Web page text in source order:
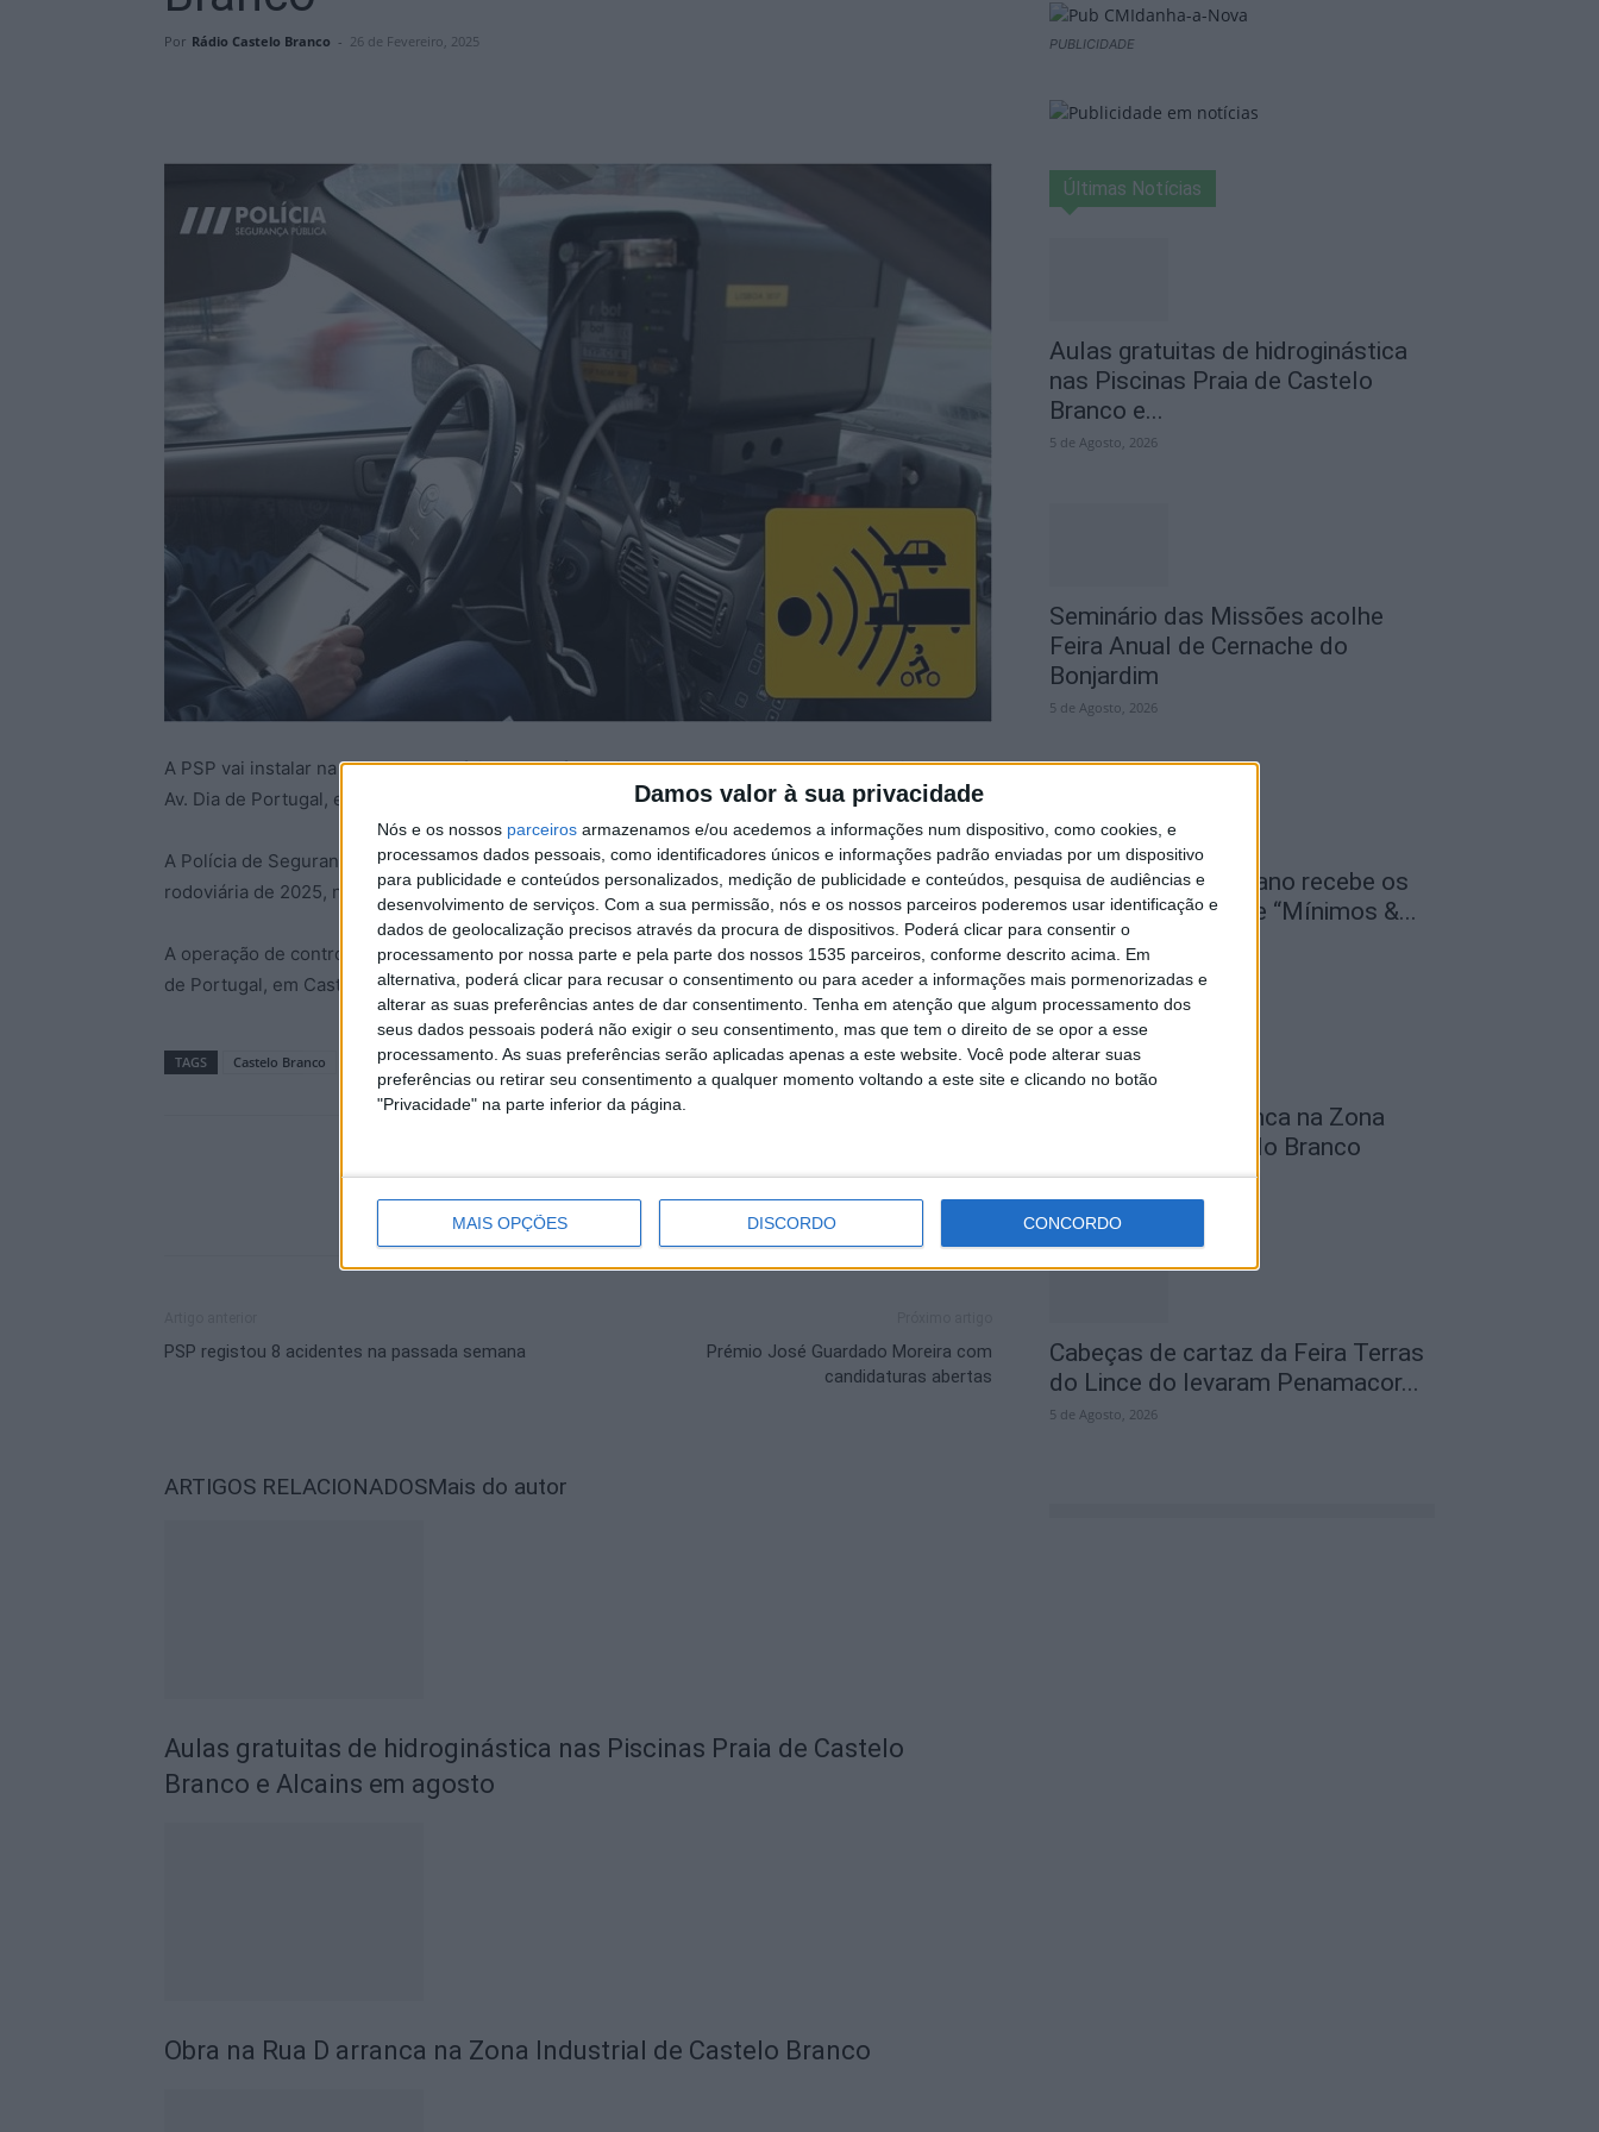
Damos valor à sua privacidade
Nós e os nossos parceiros armazenamos e/ou acedemos a informações num dispositivo, como cookies, e
processamos dados pessoais, como identificadores únicos e informações padrão enviadas por um dispositivo
para publicidade e conteúdos personalizados, medição de publicidade e conteúdos, pesquisa de audiências e
desenvolvimento de serviços. Com a sua permissão, nós e os nossos parceiros poderemos usar identificação e
dados de geolocalização precisos através da procura de dispositivos. Poderá clicar para consentir o
processamento por nossa parte e pela parte dos nossos 1535 parceiros, conforme descrito acima. Em
alternativa, poderá clicar para recusar o consentimento ou para aceder a informações mais pormenorizadas e
alterar as suas preferências antes de dar consentimento. Tenha em atenção que algum processamento dos
seus dados pessoais poderá não exigir o seu consentimento, mas que tem o direito de se opor a esse
processamento. As suas preferências serão aplicadas apenas a este website. Você pode alterar suas
preferências ou retirar seu consentimento a qualquer momento voltando a este site e clicando no botão
"Privacidade" na parte inferior da página.
MAIS OPÇÕES DISCORDO CONCORDO
Por Rádio Castelo Branco - 26 de Fevereiro, 2025
A PSP vai instalar na tarde desta 4ªfeira, 26 de fevereiro, um radar de controlo de velocidade, na
Av. Dia de Portugal, em Castelo Branco.
A Polícia de Segurança Pública anunciou o local onde vai efetuar mais uma ação de fiscalização
rodoviária de 2025, no âmbito da Operação “Quem o Avisa…”, na cidade albicastrense.
A operação de controlo de velocidade por radar vai decorrer entre as 13h30 e as 15h30, na Av. Dia
de Portugal, em Castelo Branco.
TAGS Castelo Branco
PSP registou 8 acidentes na passada semana
Prémio José Guardado Moreira com
candidaturas abertas
ARTIGOS RELACIONADOSMais do autor
Aulas gratuitas de hidroginástica nas Piscinas Praia de Castelo
Branco e Alcains em agosto
Obra na Rua D arranca na Zona Industrial de Castelo Branco
PUBLICIDADE
Últimas Notícias
Aulas gratuitas de hidroginástica
nas Piscinas Praia de Castelo
Branco e...
5 de Agosto, 2026
Seminário das Missões acolhe
Feira Anual de Cernache do
Bonjardim
5 de Agosto, 2026
Centro Cultural Raiano recebe os
filmes “O Convite” e “Mínimos &...
Obra na Rua D arranca na Zona
Industrial de Castelo Branco
5 de Agosto, 2026
Cabeças de cartaz da Feira Terras
do Lince do levaram Penamacor...
5 de Agosto, 2026